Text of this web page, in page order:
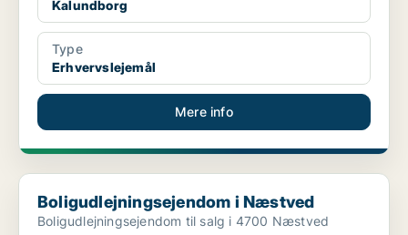
Kalundborg
Type
Erhvervslejemål
Mere info
Boligudlejningsejendom i Næstved
Boligudlejningsejendom i Næstved
Boligudlejningsejendom til salg i 4700 Næstved